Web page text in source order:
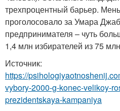
трехпроцентный барьер.
проголосовало за Умара
предпринимателя – чуть
1,4 млн избирателей из 75
Источник:
https://
vybory-2000-g-konec-velikoy-
prezidentskaya-kampaniya